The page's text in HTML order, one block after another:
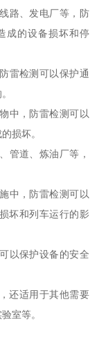
路、发电厂等，防
成的设备损坏和停
雷检测可以保护通
中，防雷检测可以
损坏。
管道、炼油厂等，
中，防雷检测可以
坏和列车运行的影
以保护设备的安全
还适用于其他需要
室等。